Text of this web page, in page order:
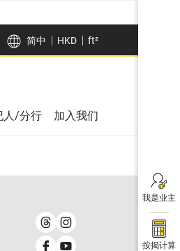
简中 HKD ft²
我是业主
按揭计算
人/分行 加入我们